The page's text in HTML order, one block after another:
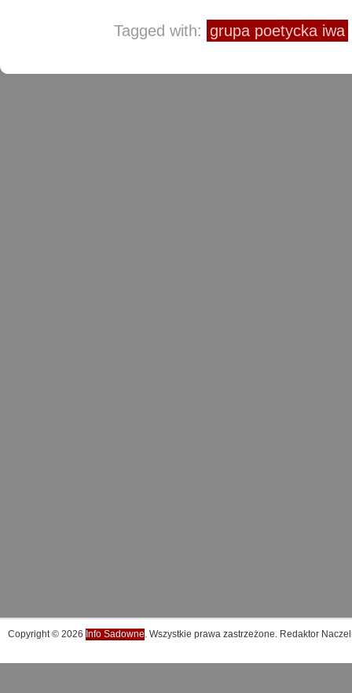
Tagged with: grupa poetycka iwa
Copyright © 2026 Info Sadowne. Wszystkie prawa zastrzeżone. Redaktor